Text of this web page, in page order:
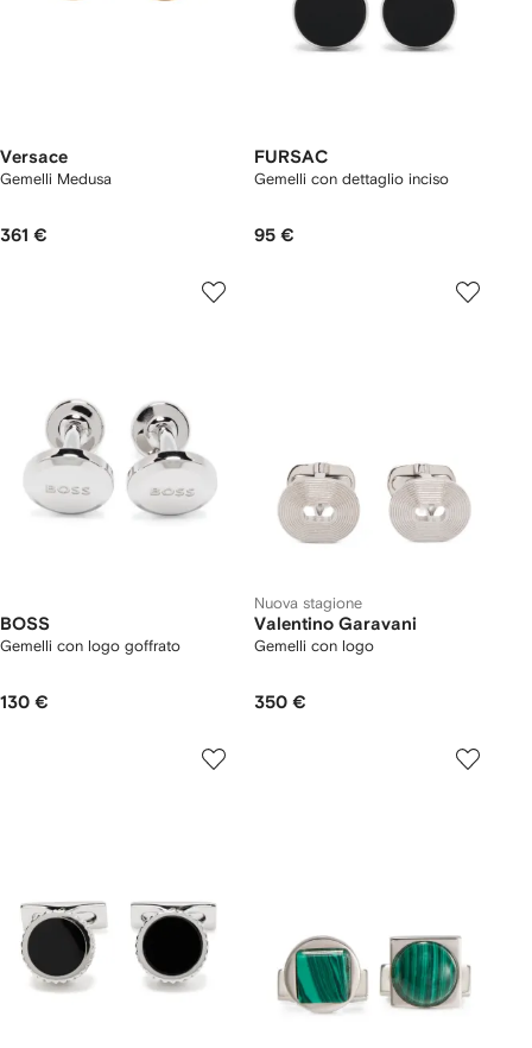
Versace
Gemelli Medusa
361 €
FURSAC
Gemelli con dettaglio inciso
95 €
BOSS
Gemelli con logo goffrato
130 €
Nuova stagione
Valentino Garavani
Gemelli con logo
350 €